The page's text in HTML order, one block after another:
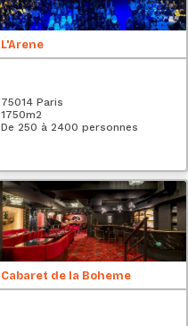
L'Arene
75014 Paris
1750m2
De 250 à 2400 personnes
Cabaret de la Boheme